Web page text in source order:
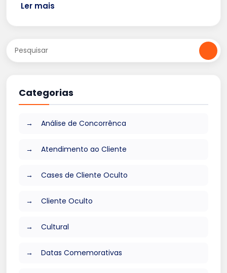
Ler mais
Categorias
Análise de Concorrênca
Atendimento ao Cliente
Cases de Cliente Oculto
Cliente Oculto
Cultural
Datas Comemorativas